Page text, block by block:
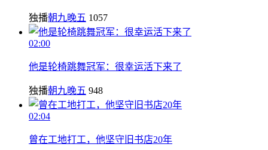
独播朝九晚五 1057
02:00
他是轮椅跳舞冠军：很幸运活下来了
独播朝九晚五 948
02:04
曾在工地打工，他坚守旧书店20年